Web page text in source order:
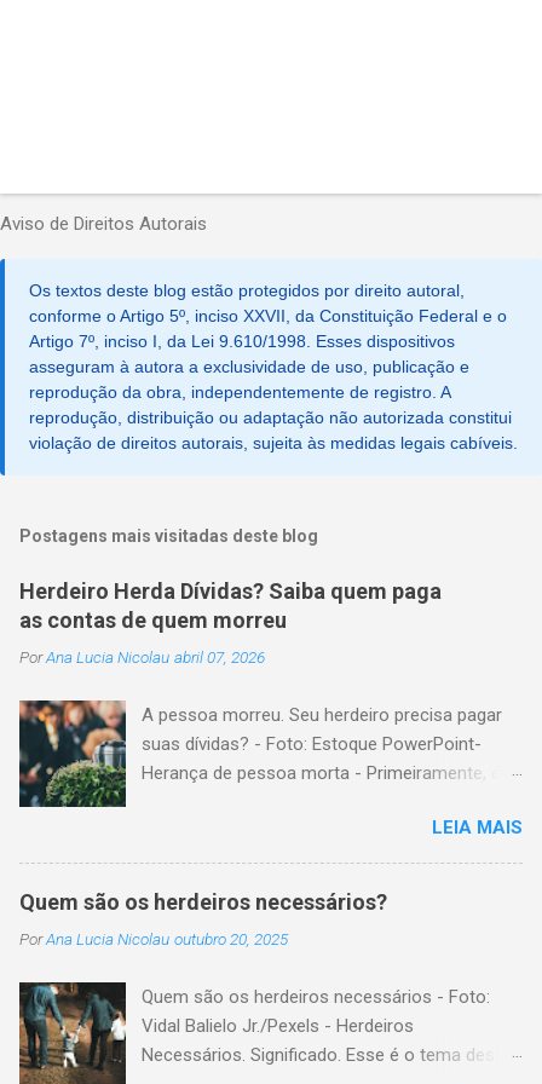
Aviso de Direitos Autorais
Os textos deste blog estão protegidos por direito autoral,
conforme o Artigo 5º, inciso XXVII, da Constituição Federal e o
Artigo 7º, inciso I, da Lei 9.610/1998. Esses dispositivos
asseguram à autora a exclusividade de uso, publicação e
reprodução da obra, independentemente de registro. A
reprodução, distribuição ou adaptação não autorizada constitui
violação de direitos autorais, sujeita às medidas legais cabíveis.
Postagens mais visitadas deste blog
Herdeiro Herda Dívidas? Saiba quem paga
as contas de quem morreu
PorAna Lucia Nicolau abril 07, 2026
A pessoa morreu. Seu herdeiro precisa pagar
suas dívidas? - Foto: Estoque PowerPoint-
Herança de pessoa morta - Primeiramente, é
formado pelos elementos, para transmissão
aos sucessores. Esses elementos são: A)
positivos; ou seja, com importância monetária,
negativos; ou seja, obrigações não cumpridas,
isso, tem cabimento a conclusão de que, quem
herda crédito, também, herda débito. A
transmissão, do patrimônio da pessoa falecida
LEIA MAIS
Quem são os herdeiros necessários?
PorAna Lucia Nicolau outubro 20, 2025
Quem são os herdeiros necessários - Foto:
Vidal Balielo Jr./Pexels - Herdeiros
Necessários. Significado. Esse é o tema dessa